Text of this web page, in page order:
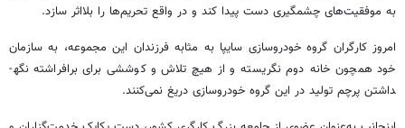
به موفقیت‌های چشمگیری دست پیدا کند و در واقع تحریم‌ها را بلااثر سازد.
امروز کارگران گروه خودروسازی سایپا به مثابه فرزندان این مجموعه، به سازمان
خود هم­چون خانه دوم نگریسته و از هیچ تلاش و کوششی برای برافراشته نگه­
داشتن پرچم تولید در این گروه خودروسازی دریغ نمی‌­کنند.